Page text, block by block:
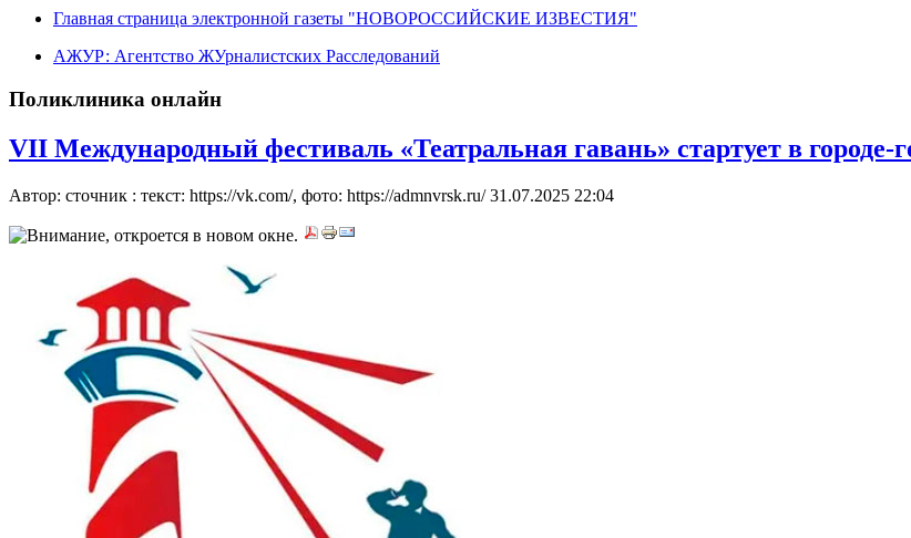
Главная страница электронной газеты "НОВОРОССИЙСКИЕ ИЗВЕСТИЯ"
АЖУР: Агентство ЖУрналистских Расследований
Поликлиника онлайн
VII Международный фестиваль «Театральная гавань» стартует в городе-
Автор: сточник : текст: https://vk.com/, фото: https://admnvrsk.ru/31.07.2025 22:04